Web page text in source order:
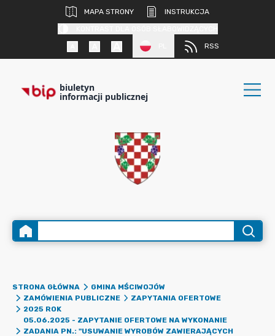
MAPA STRONY
INSTRUKCJA
RSS
biuletyn
informacji publicznej
STRONA GŁÓWNA
GMINA MŚCIWOJÓW
ZAMÓWIENIA PUBLICZNE
ZAPYTANIA OFERTOWE
2025 ROK
05.06.2025 - ZAPYTANIE OFERTOWE NA WYKONANIE
ZADANIA PN.: "USUWANIE WYROBÓW ZAWIERAJĄCYCH